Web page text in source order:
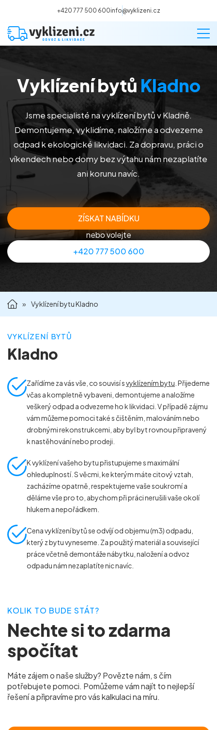
+420 777 500 600info@vyklizeni.cz
Vyklízení
Stěhování
Malování
Deratizace a dezinsekce
Příprava nemovitostí na prodej
Vyklízení bytů Kladno
Jsme specialisté na vyklízení bytů v Kladně.
Demontujeme, vyklidíme, naložíme a odvezeme
odpad k ekologické likvidaci. Za dopravu, práci o
víkendech nebo domy bez výtahu nám nezaplatíte
ani korunu navíc.
ZÍSKAT NABÍDKU
nebo volejte
+420 777 500 600
» Vyklízení bytu Kladno
VYKLÍZENÍ BYTŮ
Kladno
Zařídíme za vás vše, co souvisí svyklízením bytu . Přijedeme
včas a kompletně vybaveni, demontujeme a naložíme
veškerý odpad a odvezeme ho k likvidaci. V případě zájmu
vám můžeme pomoci také s čištěním, malováním nebo
drobnými rekonstrukcemi, aby byl byt rovnou připravený
k nastěhování nebo prodeji.
K vyklízení vašeho bytu přistupujeme s maximální
ohleduplností. S věcmi, ke kterým máte citový vztah,
zacházíme opatrně, respektujeme vaše soukromí a
děláme vše pro to, abychom při práci nerušili vaše okolí
hlukem a nepořádkem.
Cena vyklízení bytů se odvíjí od objemu (m3) odpadu,
který z bytu vyneseme. Za použitý materiál a související
práce včetně demontáže nábytku, naložení a odvoz
odpadu nám nezaplatíte nic navíc.
KOLIK TO BUDE STÁT?
Nechte si to zdarma
spočítat
Máte zájem o naše služby? Povězte nám, s čím
potřebujete pomoci. Pomůžeme vám najít to nejlepší
řešení a připravíme pro vás kalkulaci na míru.